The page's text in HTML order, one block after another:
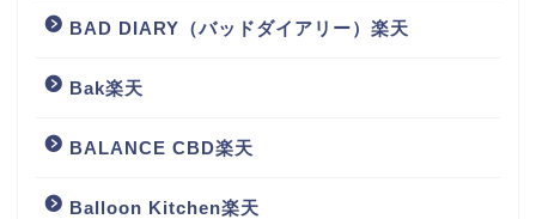
BAD DIARY（バッドダイアリー）楽天
Bak楽天
BALANCE CBD楽天
Balloon Kitchen楽天